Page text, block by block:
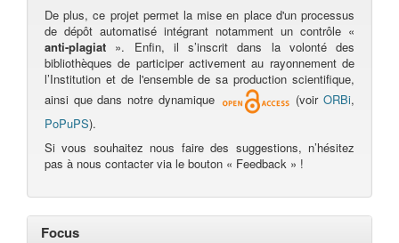
De plus, ce projet permet la mise en place d'un processus
de dépôt automatisé intégrant notamment un contrôle «
anti-plagiat ». Enfin, il s’inscrit dans la volonté des
bibliothèques de participer activement au rayonnement de
l’Institution et de l'ensemble de sa production scientifique,
ainsi que dans notre dynamique
(voirORBi,
PoPuPS).
Si vous souhaitez nous faire des suggestions, n’hésitez
pas à nous contacter via le bouton « Feedback » !
Focus